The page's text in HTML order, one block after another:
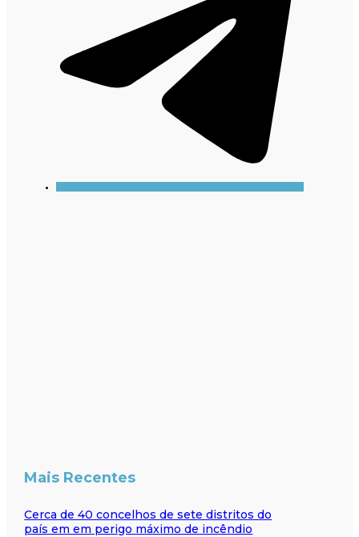
Mais Recentes
Cerca de 40 concelhos de sete distritos do
país em em perigo máximo de incêndio